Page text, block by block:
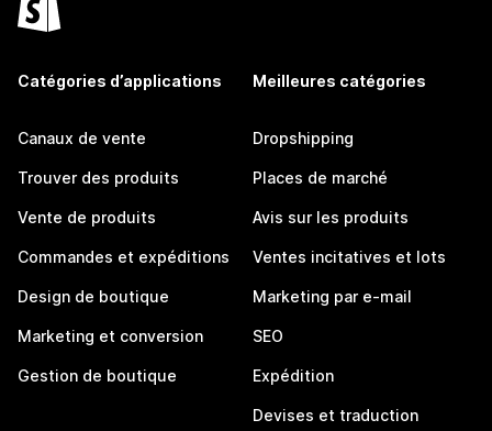
Catégories d’applications
Canaux de vente
Trouver des produits
Vente de produits
Commandes et expéditions
Design de boutique
Marketing et conversion
Gestion de boutique
Meilleures catégories
Dropshipping
Places de marché
Avis sur les produits
Ventes incitatives et lots
Marketing par e-mail
SEO
Expédition
Devises et traduction